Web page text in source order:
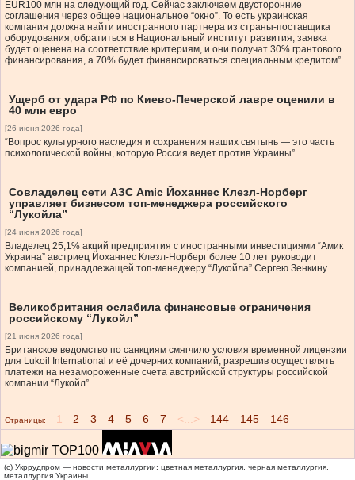
EUR100 млн на следующий год. Сейчас заключаем двусторонние
соглашения через общее национальное “окно”. То есть украинская
компания должна найти иностранного партнера из страны-поставщика
оборудования, обратиться в Национальный институт развития, заявка
будет оценена на соответствие критериям, и они получат 30% грантового
финансирования, а 70% будет финансироваться специальным кредитом”
Ущерб от удара РФ по Киево-Печерской лавре оценили в
40 млн евро
[26 июня 2026 года]
“Вопрос культурного наследия и сохранения наших святынь — это часть
психологической войны, которую Россия ведет против Украины”
Совладелец сети АЗС Amic Йоханнес Клезл-Норберг
управляет бизнесом топ-менеджера российского
“Лукойла”
[24 июня 2026 года]
Владелец 25,1% акций предприятия с иностранными инвестициями “Амик
Украина” австриец Йоханнес Клезл-Норберг более 10 лет руководит
компанией, принадлежащей топ-менеджеру “Лукойла” Сергею Зенкину
Великобритания ослабила финансовые ограничения
российскому “Лукойл”
[21 июня 2026 года]
Британское ведомство по санкциям смягчило условия временной лицензии
для Lukoil International и её дочерних компаний, разрешив осуществлять
платежи на незамороженные счета австрийской структуры российской
компании “Лукойл”
Страницы: 1 2 3 4 5 6 7 <...> 144 145 146
(c) Укррудпром — новости металлургии: цветная металлургия, черная металлургия,
металлургия Украины